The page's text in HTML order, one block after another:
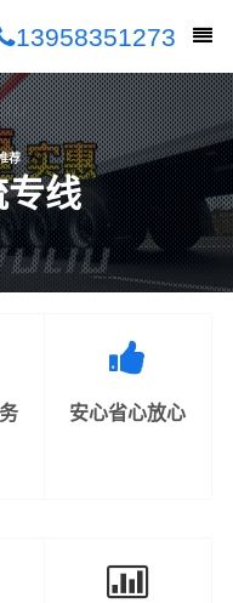
13958351273
荐
线
安心省心放心